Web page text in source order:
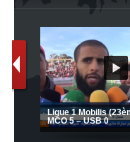
JSK: Brahim Zafour
situation du club